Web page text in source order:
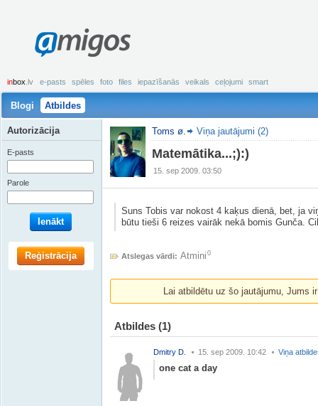
amigos
inbox .lv e-pasts spēles foto files iepazīšanās veikals ceļojumi smart
Blogi Atbildes
Toms ø. Viņa jautājumi (2)
Matemātika...;):)
15. sep 2009. 03:50
Suns Tobis var nokost 4 kaķus dienā, bet, ja
būtu tieši 6 reizes vairāk nekā bomis Gunča.
Atslegas vārdi: Atmini 0
Lai atbildētu uz šo jautājumu, Jums
Atbildes (1)
Dmitry D. 15. sep 2009. 10:42 Viņa
one cat a day
Autorizācija
E-pasts
Parole
Ienākt
Reģistrācija